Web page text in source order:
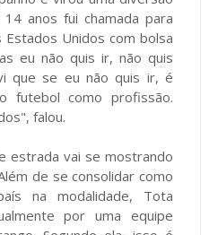
anos fui chamada para
Unidos com bolsa
eu não quis ir, não quis
que se eu não quis ir, é
futebol como profissão.
falou.
estrada vai se mostrando
de se consolidar como
na modalidade, Tota
por uma equipe